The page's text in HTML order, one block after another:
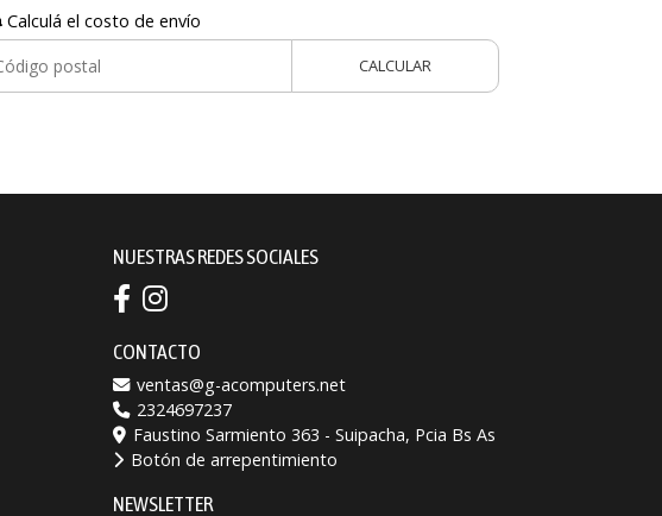
Calculá el costo de envío
CALCULAR
NUESTRAS REDES SOCIALES
CONTACTO
ventas@g-acomputers.net
2324697237
Faustino Sarmiento 363 - Suipacha, Pcia Bs As
Botón de arrepentimiento
NEWSLETTER